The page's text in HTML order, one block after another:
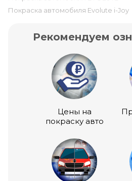
Покраска автомобиля Evolute i-Joy
Рекомендуем
Цены на
покраску авто